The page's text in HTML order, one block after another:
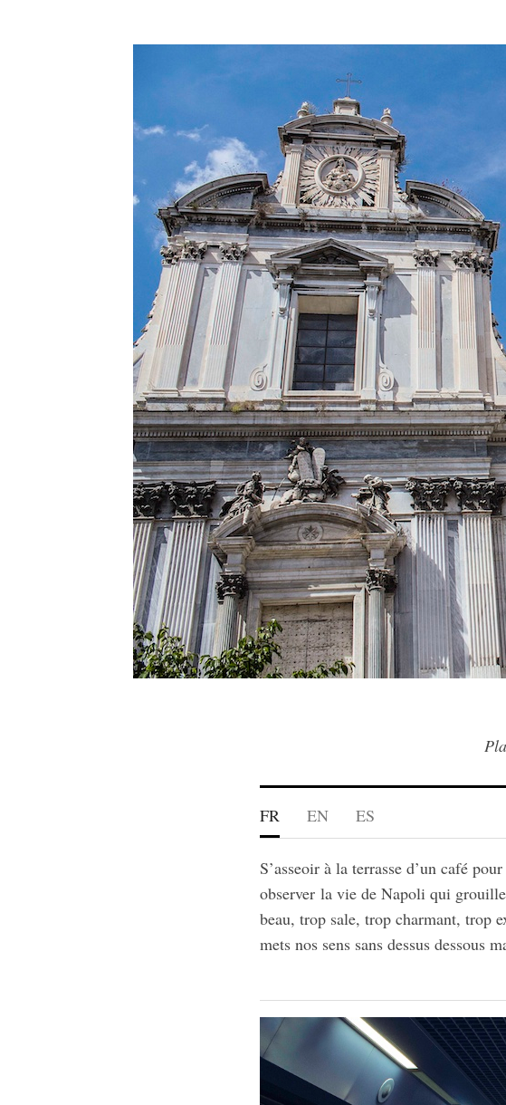
FR EN ES
S’asseoir à la terrasse d’un café
observer la vie de Napoli qui
beau, trop sale, trop charmant, trop
mets nos sens sans dessus dessous